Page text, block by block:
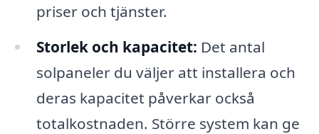
priser och tjänster.
Storlek och kapacitet: Det antal
solpaneler du väljer att installera och
deras kapacitet påverkar också
totalkostnaden. Större system kan ge